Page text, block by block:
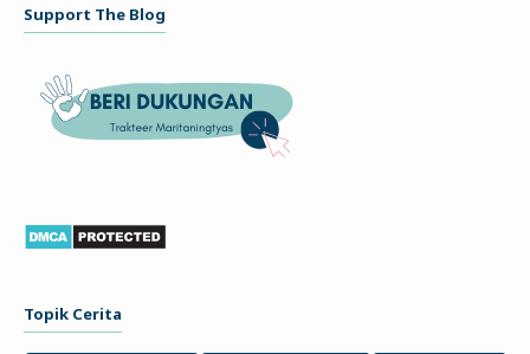
Support The Blog
Topik Cerita